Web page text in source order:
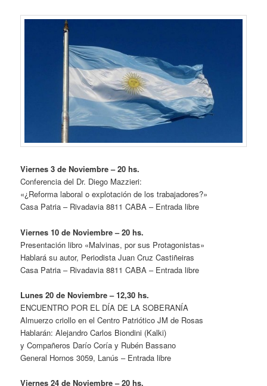
Viernes 3 de Noviembre – 20 hs.
Conferencia del Dr. Diego Mazzieri:
«¿Reforma laboral o explotación de los trabajadores?»
Casa Patria – Rivadavia 8811 CABA – Entrada libre
Viernes 10 de Noviembre – 20 hs.
Presentación libro «Malvinas, por sus Protagonistas»
Hablará su autor, Periodista Juan Cruz Castiñeiras
Casa Patria – Rivadavia 8811 CABA – Entrada libre
Lunes 20 de Noviembre – 12,30 hs.
ENCUENTRO POR EL DÍA DE LA SOBERANÍA
Almuerzo criollo en el Centro Patriótico JM de Rosas
Hablarán: Alejandro Carlos Biondini (Kalki)
y Compañeros Darío Coría y Rubén Bassano
General Hornos 3059, Lanús – Entrada libre
Viernes 24 de Noviembre – 20 hs.